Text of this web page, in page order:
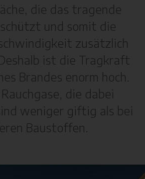
die das tragende
und somit die
zusätzlich
ist die Tragkraft
Brandes enorm hoch.
die dabei
weniger giftig als bei
Baustoffen.